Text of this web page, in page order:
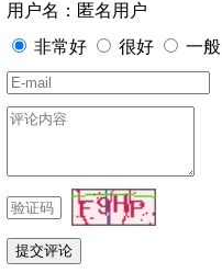
用户名：匿名用户
非常好
很好 一般